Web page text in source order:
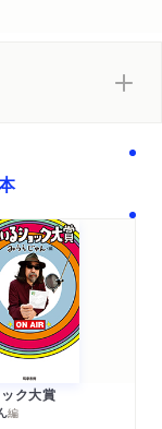
ク大賞
編